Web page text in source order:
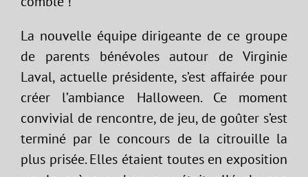
La nouvelle équipe dirigeante de ce groupe
de parents bénévoles autour de Virginie
Laval, actuelle présidente, s’est affairée pour
créer l’ambiance Halloween. Ce moment
convivial de rencontre, de jeu, de goûter s’est
terminé par le concours de la citrouille la
plus prisée. Elles étaient toutes en exposition